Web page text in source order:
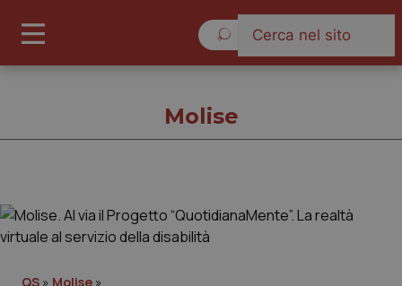
Molise
QS » Molise »